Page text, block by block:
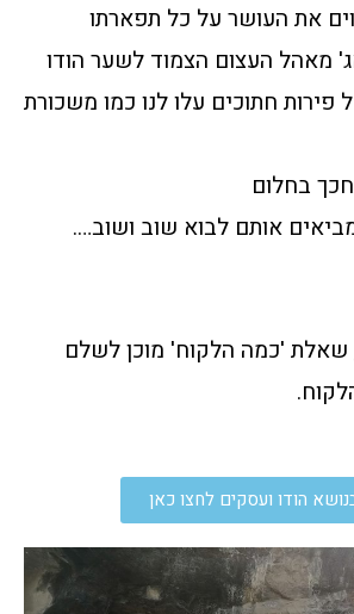
את העושר על כל תפארתו
מאהל העצום הצמוד לשער הודו
פירות חתוכים עלו לנו כמו משכורת
בחלום
אותם לבוא שוב ושוב….
שאלת 'כמה הלקוח' מוכן לשלם
הודו ועסקים לחצו כאן